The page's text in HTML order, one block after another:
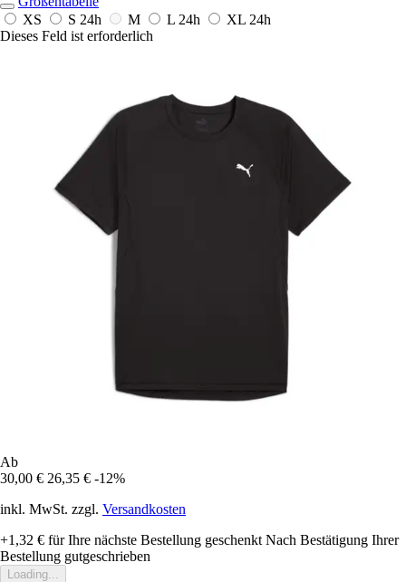
XS
S 24h M L 24h XL 24h
Dieses Feld ist erforderlich
Ab
30,00 € 26,35 € -12%
inkl. MwSt. zzgl. Versandkosten
+1,32 € für Ihre nächste Bestellung geschenkt Nach Bestätigung Ihrer
Bestellung gutgeschrieben
Loading...